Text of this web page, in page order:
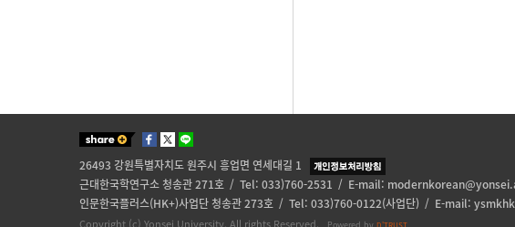
26493 강원특별자치도 원주시 흥업면 연세대길 1
근대한국학연구소 청송관 271호 / Tel: 033)760-2531 / E-mail:
인문한국플러스(HK+)사업단 청송관 273호 / Tel: 033)760-0122(사업단) / E-mail: